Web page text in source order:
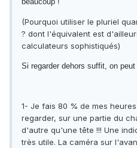
(Pourquoi utiliser le pluriel
? dont l'équivalent est
calculateurs sophistiqués)
Si regarder dehors suffit, on
1- Je fais 80 % de mes
regarder, sur une partie du
d'autre qu'une tête !!! Une
très utile. La caméra sur